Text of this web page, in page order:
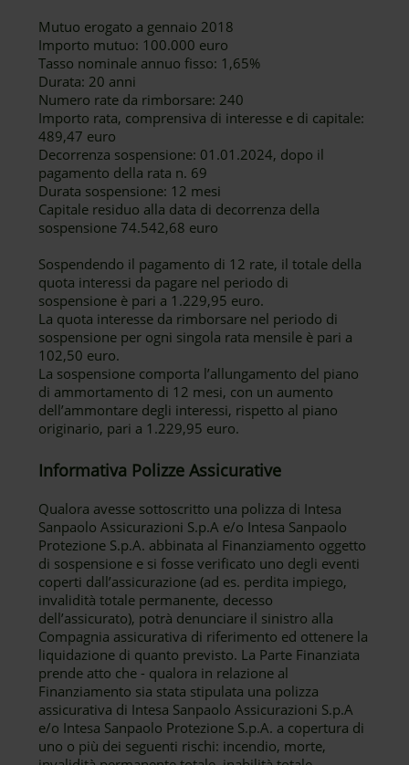
Mutuo erogato a gennaio 2018
Importo mutuo: 100.000 euro
Tasso nominale annuo fisso: 1,65%
Durata: 20 anni
Numero rate da rimborsare: 240
Importo rata, comprensiva di interesse e di capitale:
489,47 euro
Decorrenza sospensione: 01.01.2024, dopo il
pagamento della rata n. 69
Durata sospensione: 12 mesi
Capitale residuo alla data di decorrenza della
sospensione 74.542,68 euro
Sospendendo il pagamento di 12 rate, il totale della
quota interessi da pagare nel periodo di
sospensione è pari a 1.229,95 euro.
La quota interesse da rimborsare nel periodo di
sospensione per ogni singola rata mensile è pari a
102,50 euro.
La sospensione comporta l’allungamento del piano
di ammortamento di 12 mesi, con un aumento
dell’ammontare degli interessi, rispetto al piano
originario, pari a 1.229,95 euro.
Informativa Polizze Assicurative
Qualora avesse sottoscritto una polizza di Intesa
Sanpaolo Assicurazioni S.p.A e/o Intesa Sanpaolo
Protezione S.p.A. abbinata al Finanziamento oggetto
di sospensione e si fosse verificato uno degli eventi
coperti dall’assicurazione (ad es. perdita impiego,
invalidità totale permanente, decesso
dell’assicurato), potrà denunciare il sinistro alla
Compagnia assicurativa di riferimento ed ottenere la
liquidazione di quanto previsto. La Parte Finanziata
prende atto che - qualora in relazione al
Finanziamento sia stata stipulata una polizza
assicurativa di Intesa Sanpaolo Assicurazioni S.p.A
e/o Intesa Sanpaolo Protezione S.p.A. a copertura di
uno o più dei seguenti rischi: incendio, morte,